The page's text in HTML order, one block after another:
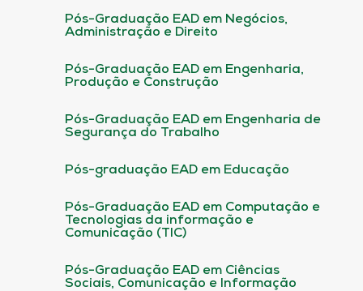
Pós-Graduação EAD em Negócios,
Administração e Direito
Pós-Graduação EAD em Engenharia,
Produção e Construção
Pós-Graduação EAD em Engenharia de
Segurança do Trabalho
Pós-graduação EAD em Educação
Pós-Graduação EAD em Computação e
Tecnologias da informação e
Comunicação (TIC)
Pós-Graduação EAD em Ciências
Sociais, Comunicação e Informação